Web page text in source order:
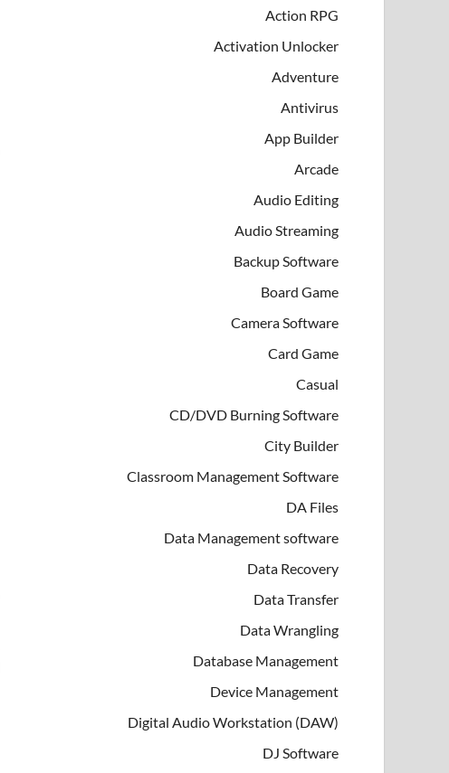
Action RPG
Activation Unlocker
Adventure
Antivirus
App Builder
Arcade
Audio Editing
Audio Streaming
Backup Software
Board Game
Camera Software
Card Game
Casual
CD/DVD Burning Software
City Builder
Classroom Management Software
DA Files
Data Management software
Data Recovery
Data Transfer
Data Wrangling
Database Management
Device Management
Digital Audio Workstation (DAW)
DJ Software